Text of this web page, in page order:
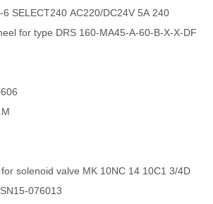
6 SELECT240 AC220/DC24V 5A 240
for type DRS 160-MA45-A-60-B-X-X-DF
solenoid valve MK 10NC 14 10C1 3/4D
076013